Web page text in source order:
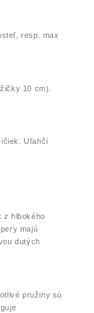
resp. max
10 cm).
Uľahčí
z hlbokého
majú
dutých
pružiny sú